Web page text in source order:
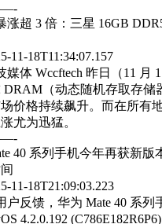
涨超 3 倍：三星 16GB
11-18T11:34:07.157
媒体 Wccftech 昨日（11 月
DRAM（动态随机存取存储
价格持续飙升。而在所有
尤为迅猛。
40 系列手机今年再获新版
11-18T21:09:03.223
户反馈，华为 Mate 40 系列
4.2.0.192